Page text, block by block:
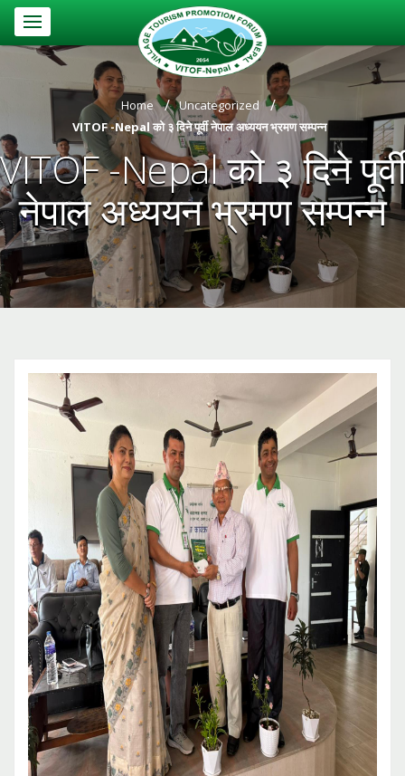
Home
Uncategorized
VITOF -Nepal को ३ दिने पूर्वी नेपाल अध्ययन भ्रमण सम्पन्न
VITOF -Nepal को ३ दिने पूर्वी
नेपाल अध्ययन भ्रमण सम्पन्न